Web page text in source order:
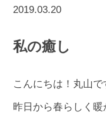
2019.03.20
私の癒し
こんにちは！丸山で
昨日から春らしく